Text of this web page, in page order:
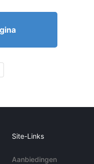
Site-Links
Aanbiedingen